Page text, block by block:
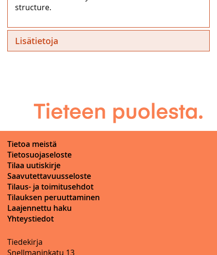
structure.
Lisätietoja
Tietoa meistä
Tietosuojaseloste
Tilaa uutiskirje
Saavutettavuusseloste
Tilaus- ja toimitusehdot
Tilauksen peruuttaminen
Laajennettu haku
Yhteystiedot
Tiedekirja
Snellmaninkatu 13